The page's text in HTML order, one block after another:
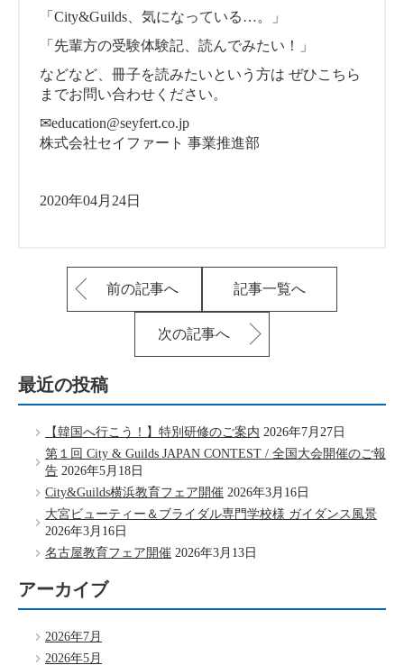
「City&Guilds、気になっている…。」
「先輩方の受験体験記、読んでみたい！」
などなど、冊子を読みたいという方は ぜひこちら
までお問い合わせください。
✉education@seyfert.co.jp
株式会社セイファート 事業推進部
2020年04月24日
前の記事へ 記事一覧へ
次の記事へ
最近の投稿
【韓国へ行こう！】特別研修のご案内 2026年7月27日
第１回 City & Guilds JAPAN CONTEST / 全国大会開催のご報
告 2026年5月18日
City&Guilds横浜教育フェア開催 2026年3月16日
大宮ビューティー＆ブライダル専門学校様 ガイダンス風景
2026年3月16日
名古屋教育フェア開催 2026年3月13日
アーカイブ
2026年7月
2026年5月